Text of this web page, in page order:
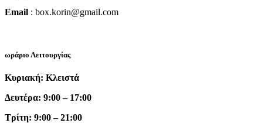
Email : box.korin@gmail.com
ωράριο Λειτουργίας
Κυριακή: Κλειστά
Δευτέρα: 9:00 – 17:00
Τρίτη: 9:00 – 21:00